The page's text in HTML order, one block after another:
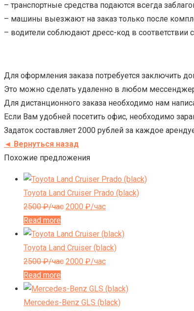
– транспортные средства подаются всегда
– машины выезжают на заказ только после
– водители соблюдают дресс-код в соответствии
Для оформления заказа потребуется заключить
Это можно сделать удаленно в любом
Для дистанционного заказа необходимо нам
Если Вам удобней посетить офис, необходимо
Задаток составляет 2000 рублей за каждое
◄ Вернуться назад
Похожие предложения
Toyota Land Cruiser Prado (black)
2500₽/час 2000 ₽/час
Read more
Toyota Land Cruiser (black)
2500₽/час 2000 ₽/час
Read more
Mercedes-Benz GLS (black)